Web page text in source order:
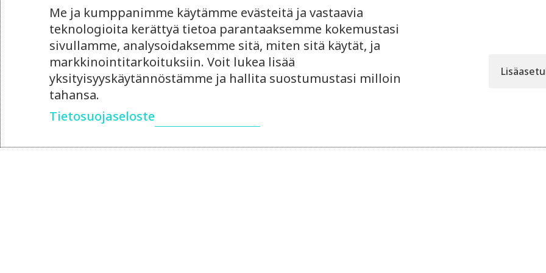
Me ja kumppanimme käytämme evästeitä ja vastaavia
teknologioita kerättyä tietoa parantaaksemme kokemustasi
sivullamme, analysoidaksemme sitä, miten sitä käytät, ja
markkinointitarkoituksiin. Voit lukea lisää
yksityisyyskäytännöstämme ja hallita suostumustasi milloin
tahansa.
Tietosuojaseloste